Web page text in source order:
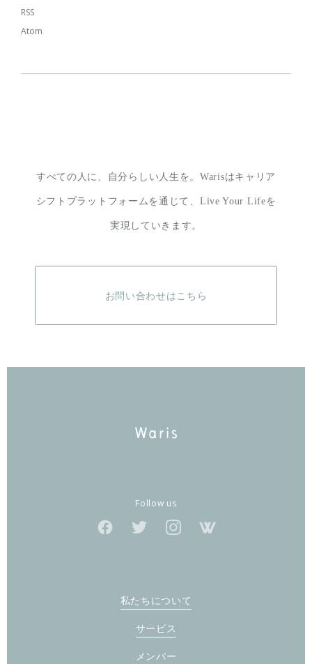
RSS
Atom
すべての人に、自分らしい人生を。Warisはキャリア
シフトプラットフォームを通じて、 Live Your Lifeを
実現していきます。
お問い合わせはこちら
Follow us
私たちについて
サービス
メンバー